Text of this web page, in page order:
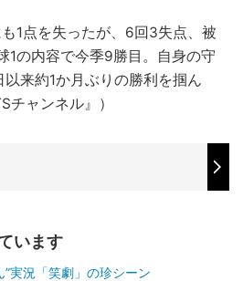
1点を失ったが、6回3失点、被
1の内容で今季9勝目。自身の守
来約1か月ぶりの勝利を掴ん
チャンネル』）
います
”実況「笑劇」の珍シーン